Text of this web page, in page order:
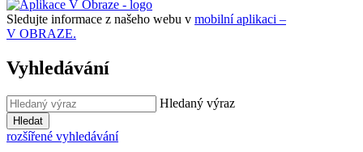
Sledujte informace z našeho webu v mobilní aplikaci –
V OBRAZE.
Vyhledávání
Hledaný výraz
Hledat
rozšířené vyhledávání